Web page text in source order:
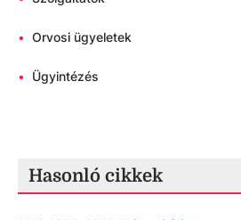
• Orvosi ügyeletek
• Ügyintézés
Hasonló cikkek